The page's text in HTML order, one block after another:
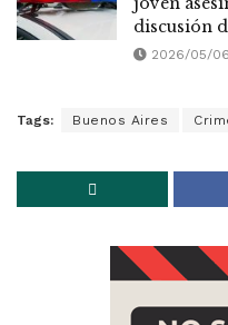
discusión
2026/05/06
Tags: Buenos Aires